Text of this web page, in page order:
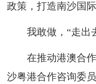
政策，打造南沙国
我敢做，“走出去
在推动港澳合作
沙粤港合作咨询委